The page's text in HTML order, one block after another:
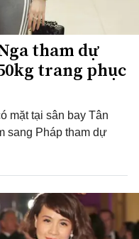
tham dự
trang phục
mặt tại sân bay Tân
sang Pháp tham dự